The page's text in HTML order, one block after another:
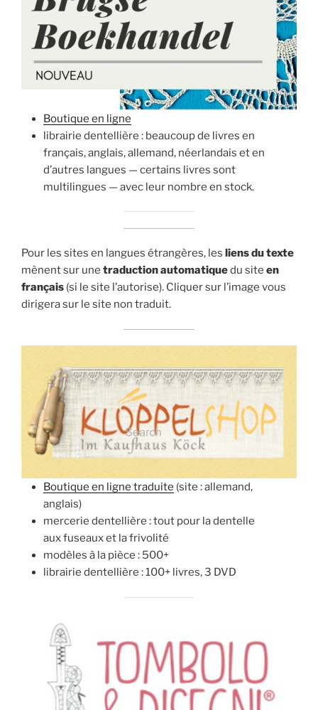
Boutique en ligne
librairie dentellière : beaucoup de livres en
français, anglais, allemand, néerlandais et en
d’autres langues — certains livres sont
multilingues — avec leur nombre en stock.
Pour les sites en langues étrangères, les liens du texte
mènent sur une traduction automatiquedu site en
français (si le site l’autorise). Cliquer sur l’image vous
dirigera sur le site non traduit.
Boutique en ligne traduite (site : allemand,
anglais)
mercerie dentellière : tout pour la dentelle
aux fuseaux et la frivolité
modèles à la pièce : 500+
librairie dentellière : 100+ livres, 3 DVD